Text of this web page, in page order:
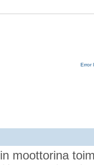
Error
moottorina